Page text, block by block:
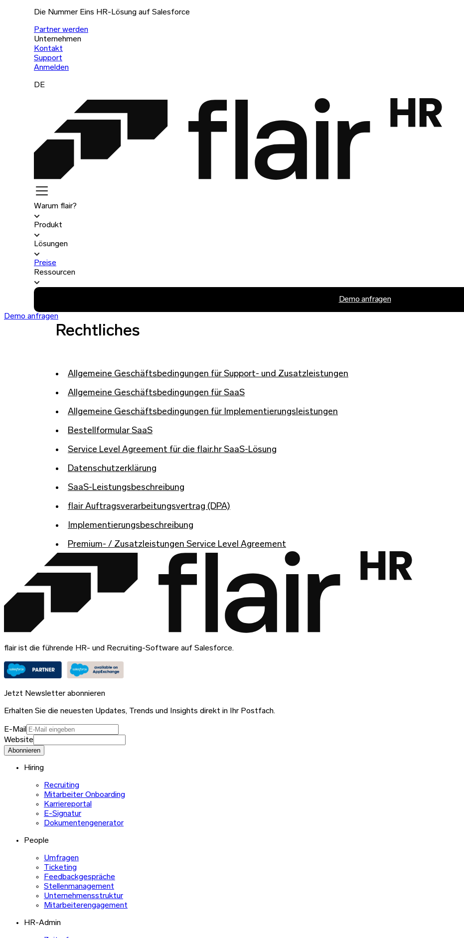
Die Nummer Eins HR-Lösung auf Salesforce
Partner werden
Unternehmen
Kontakt
Support
Anmelden
DE
Warum flair?
Produkt
Lösungen
Preise
Ressourcen
Demo anfragen
Demo anfragen
Rechtliches
Allgemeine Geschäftsbedingungen für Support- und Zusatzleistungen
Allgemeine Geschäftsbedingungen für SaaS
Allgemeine Geschäftsbedingungen für Implementierungsleistungen
Bestellformular SaaS
Service Level Agreement für die flair.hr SaaS-Lösung
Datenschutzerklärung
SaaS-Leistungsbeschreibung
flair Auftragsverarbeitungsvertrag (DPA)
Implementierungsbeschreibung
Premium- / Zusatzleistungen Service Level Agreement
flair ist die führende HR- und Recruiting-Software auf Salesforce.
Jetzt Newsletter abonnieren
Erhalten Sie die neuesten Updates, Trends und Insights direkt in Ihr Postfach.
E-Mail
Website
Abonnieren
Hiring
Recruiting
Mitarbeiter Onboarding
Karriereportal
E-Signatur
Dokumentengenerator
People
Umfragen
Ticketing
Feedbackgespräche
Stellenmanagement
Unternehmensstruktur
Mitarbeiterengagement
HR-Admin